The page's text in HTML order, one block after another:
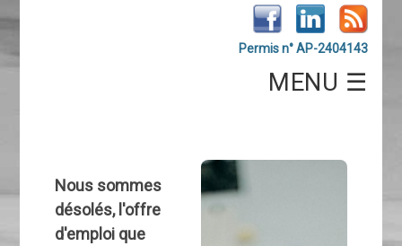
Permis n° AP-2404143
MENU ☰
Nous sommes
désolés, l'offre
d'emploi que